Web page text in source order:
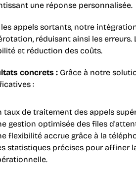
une réponse personnalisée.
les appels sortants, notre
réduisant ainsi les
et réduction des coûts.
concrets : Grâce à notre
:
taux de traitement des appels
gestion optimisée des files
flexibilité accrue grâce à la
statistiques précises pour affiner